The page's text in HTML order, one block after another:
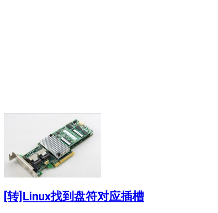
[转]Linux找到盘符对应插槽